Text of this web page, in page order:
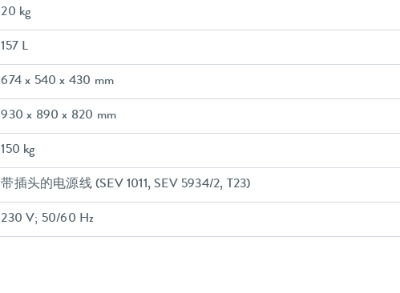
20 kg
157 L
674 x 540 x 430 mm
930 x 890 x 820 mm
150 kg
带插头的电源线 (SEV 1011, SEV 5934/2, T23)
230 V; 50/60 Hz